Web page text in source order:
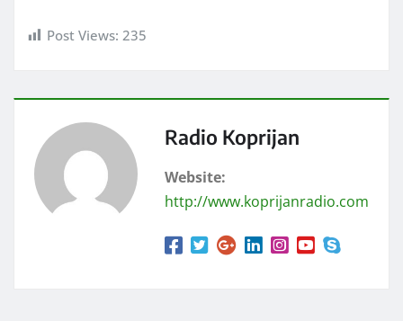
Post Views: 235
Radio Koprijan
Website:
http://www.koprijanradio.com